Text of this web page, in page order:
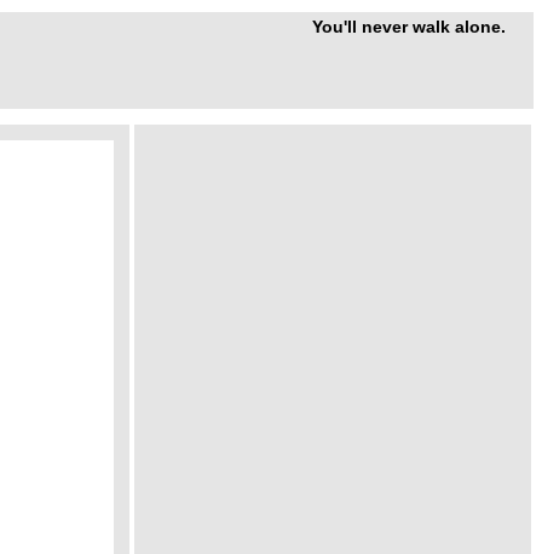
You'll never walk alone.